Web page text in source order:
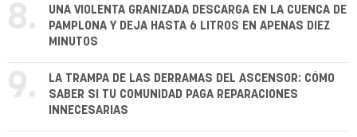
8.
UNA VIOLENTA GRANIZADA DESCARGA EN LA CUENCA DE
PAMPLONA Y DEJA HASTA 6 LITROS EN APENAS DIEZ
MINUTOS
9.
LA TRAMPA DE LAS DERRAMAS DEL ASCENSOR: CÓMO
SABER SI TU COMUNIDAD PAGA REPARACIONES
INNECESARIAS